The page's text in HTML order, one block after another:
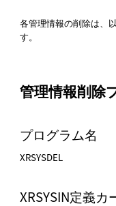
各管理情報の削除は、
す。
管理情報削除
プログラム名
XRSYSDEL
XRSYSIN定義カ